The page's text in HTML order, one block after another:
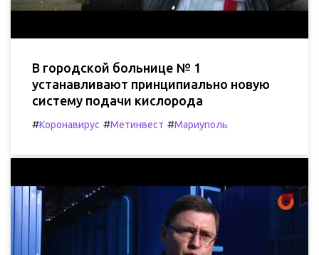
В городской больнице № 1
устанавливают принципиально новую
систему подачи кислорода
#Коронавирус #Метинвест #Мариуполь